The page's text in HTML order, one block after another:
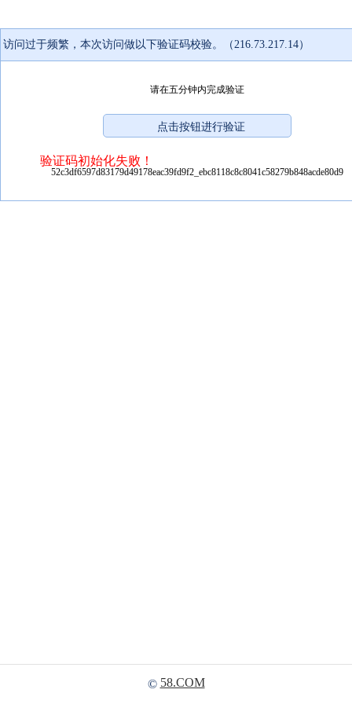
访问过于频繁，本次访问做以下验证码校验。（216.73.217.14）
请在五分钟内完成验证
验证码初始化失败！
52c3df6597d83179d49178eac39fd9f2_ebc8118c8c8041c58279b848acde80d9
© 58.COM